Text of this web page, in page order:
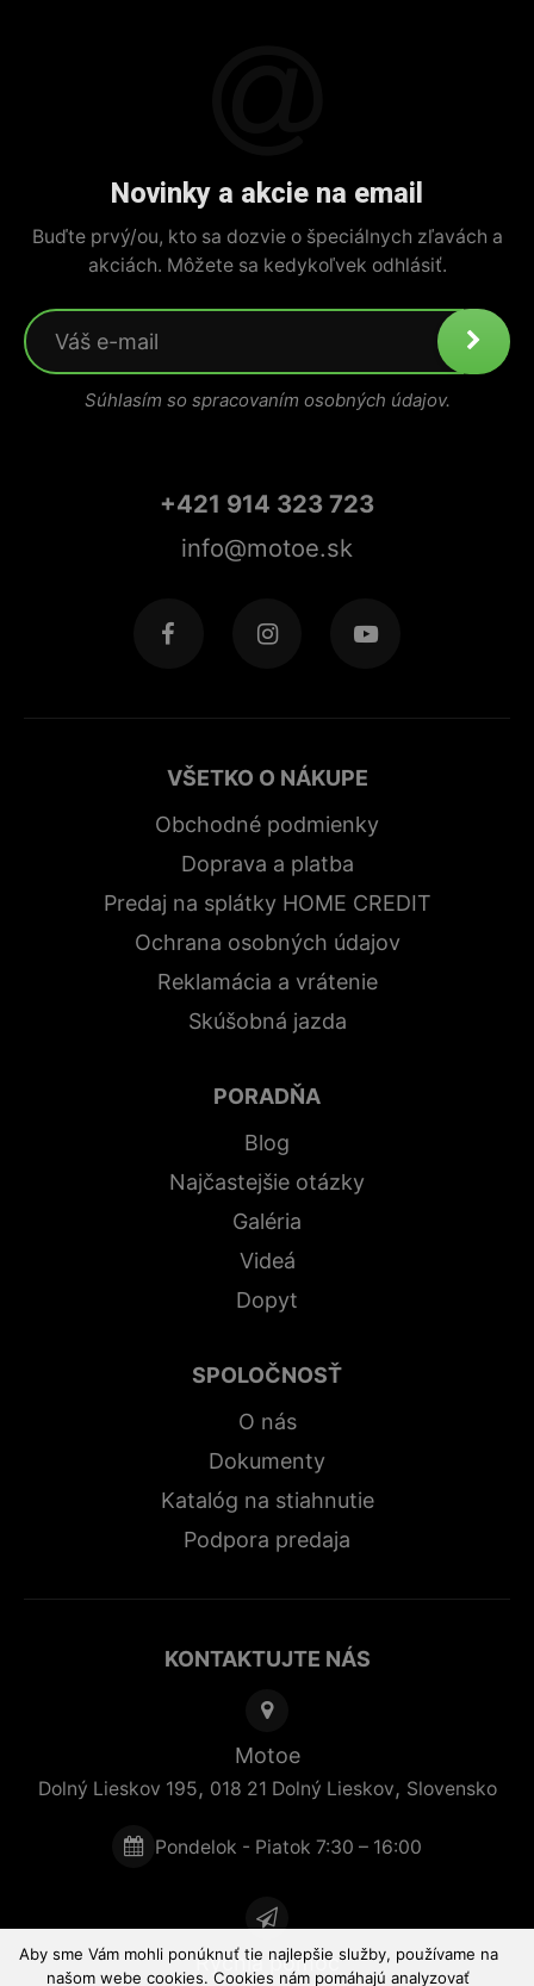
Novinky a akcie na email
Buďte prvý/ou, kto sa dozvie o špeciálnych zľavách a
akciách. Môžete sa kedykoľvek odhlásiť.
Súhlasím so spracovaním osobných údajov.
+421 914 323 723
info@motoe.sk
VŠETKO O NÁKUPE
Obchodné podmienky
Doprava a platba
Predaj na splátky HOME CREDIT
Ochrana osobných údajov
Reklamácia a vrátenie
Skúšobná jazda
PORADŇA
Blog
Najčastejšie otázky
Galéria
Videá
Dopyt
SPOLOČNOSŤ
O nás
Dokumenty
Katalóg na stiahnutie
Podpora predaja
KONTAKTUJTE NÁS
Motoe
Dolný Lieskov 195, 018 21 Dolný Lieskov, Slovensko
Pondelok - Piatok 7:30 – 16:00
Rýchla pomoc
Aby sme Vám mohli ponúknuť tie najlepšie služby, používame na
našom webe cookies. Cookies nám pomáhajú analyzovať